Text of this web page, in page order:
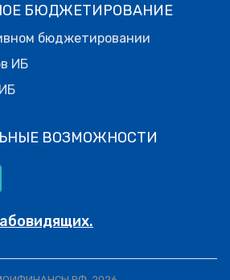
БЮДЖЕТИРОВАНИЕ
бюджетировании
ИБ
ВОЗМОЖНОСТИ